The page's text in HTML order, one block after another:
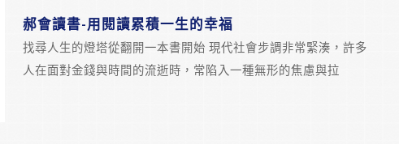
郝會讀書-用閱讀累積一生的幸福
找尋人生的燈塔從翻開一本書開始 現代社會步調非常緊湊，許多
人在面對金錢與時間的流逝時，常陷入一種無形的焦慮與拉